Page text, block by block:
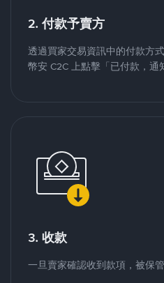
2. 付款予賣方
透過買家交易資訊中的付款方
幣安 C2C 上點擊「已付款，通
3. 收款
一旦賣家確認收到款項，被保